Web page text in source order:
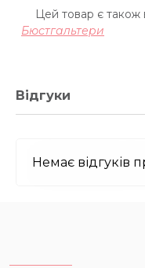
Цей товар є також
Бюстгальтери
Відгуки
Немає відгуків